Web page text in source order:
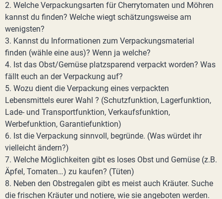
2. Welche Verpackungsarten für Cherrytomaten und Möhren
kannst du finden? Welche wiegt schätzungsweise am
wenigsten?
3. Kannst du Informationen zum Verpackungsmaterial
finden (wähle eine aus)? Wenn ja welche?
4. Ist das Obst/Gemüse platzsparend verpackt worden? Was
fällt euch an der Verpackung auf?
5. Wozu dient die Verpackung eines verpackten
Lebensmittels eurer Wahl ? (Schutzfunktion, Lagerfunktion,
Lade- und Transportfunktion, Verkaufsfunktion,
Werbefunktion, Garantiefunktion)
6. Ist die Verpackung sinnvoll, begründe. (Was würdet ihr
vielleicht ändern?)
7. Welche Möglichkeiten gibt es loses Obst und Gemüse (z.B.
Äpfel, Tomaten…) zu kaufen? (Tüten)
8. Neben den Obstregalen gibt es meist auch Kräuter. Suche
die frischen Kräuter und notiere, wie sie angeboten werden.